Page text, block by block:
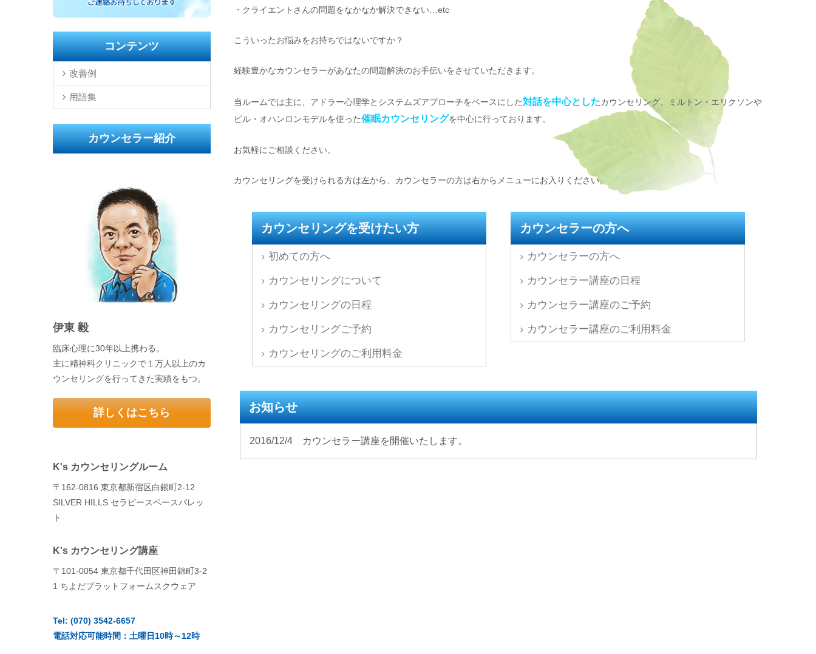
・クライエントさんの問題をなかなか解決できない…etc
こういったお悩みをお持ちではないですか？
経験豊かなカウンセラーがあなたの問題解決のお手伝いをさせていただきます。
当ルームでは主に、アドラー心理学とシステムズアプローチをベースにした対話を中心としたカウンセリング、ミルトン・エリクソンや
ビル・オハンロンモデルを使った催眠カウンセリングを中心に行っております。
お気軽にご相談ください。
カウンセリングを受けられる方は左から、カウンセラーの方は右からメニューにお入りください。
カウンセリングを受けたい方
初めての方へ
カウンセリングについて
カウンセリングの日程
カウンセリングご予約
カウンセリングのご利用料金
カウンセラーの方へ
カウンセラーの方へ
カウンセラー講座の日程
カウンセラー講座のご予約
カウンセラー講座のご利用料金
お知らせ
2016/12/4 カウンセラー講座を開催いたします。
コンテンツ
改善例
用語集
カウンセラー紹介
伊東 毅
臨床心理に30年以上携わる。
主に精神科クリニックで１万人以上のカ
ウンセリングを行ってきた実績をもつ。
詳しくはこちら
K's カウンセリングルーム
〒162-0816 東京都新宿区白銀町2-12
SILVER HILLS セラピースペースパレッ
ト
K's カウンセリング講座
〒101-0054 東京都千代田区神田錦町3‐2
1 ちよだプラットフォームスクウェア
Tel: (070) 3542-6657
電話対応可能時間：土曜日10時～12時